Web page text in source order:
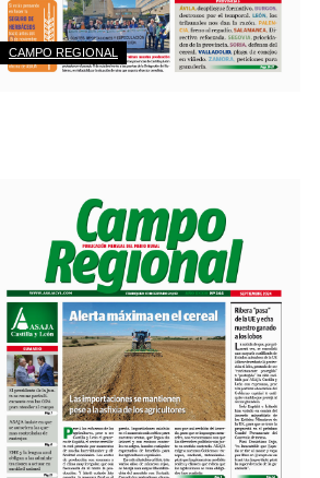
CAMPO REGIONAL